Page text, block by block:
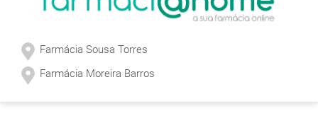
Farmácia Sousa Torres
Farmácia Moreira Barros